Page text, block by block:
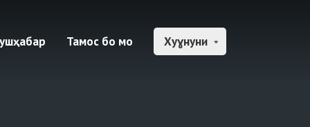
Тамос бо мо Хуɣнуни